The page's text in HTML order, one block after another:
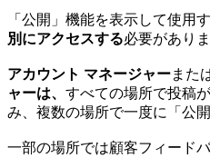
「公開」機能を表示して使用
別にアクセスする必要がありま
アカウント マネージャーまた
ャーは、 すべての場所で投稿
み、複数の場所で一度に「公
一部の場所では顧客フィード